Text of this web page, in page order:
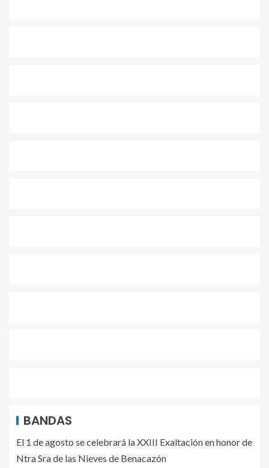
BANDAS
El 1 de agosto se celebrará la XXIII Exaltación en honor de
Ntra Sra de las Nieves de Benacazón